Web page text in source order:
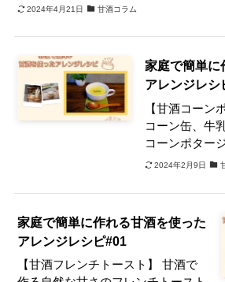
2024年4月21日 甘酒コラム
家庭で簡単に
アレンジレシ
【甘酒コーン
コーン缶、牛
コーンポター
2024年2月9日
家庭で簡単に作れる甘酒を使った
アレンジレシピ#01
【甘酒フレンチトースト】 甘酒で